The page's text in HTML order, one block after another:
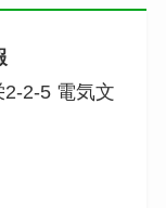
2-5 電気文